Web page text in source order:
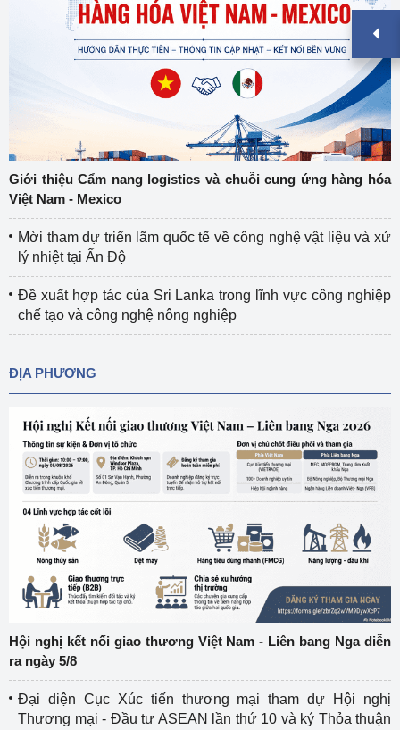
Giới thiệu Cẩm nang logistics và chuỗi cung ứng hàng hóa
Việt Nam - Mexico
Mời tham dự triển lãm quốc tế về công nghệ vật liệu và xử
lý nhiệt tại Ấn Độ
Đề xuất hợp tác của Sri Lanka trong lĩnh vực công nghiệp
chế tạo và công nghệ nông nghiệp
ĐỊA PHƯƠNG
Hội nghị kết nối giao thương Việt Nam - Liên bang Nga diễn
ra ngày 5/8
Đại diện Cục Xúc tiến thương mại tham dự Hội nghị
Thương mại - Đầu tư ASEAN lần thứ 10 và ký Thỏa thuận